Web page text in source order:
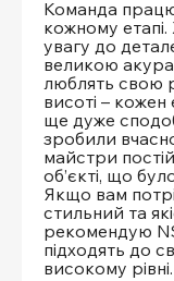
Команда
кожному
увагу до
великою
люблять свою
висоті –
ще дуже
зробили
майстри
об’єкті, що
Якщо вам
стильний та
рекомендую
підходять до
високому рівні.